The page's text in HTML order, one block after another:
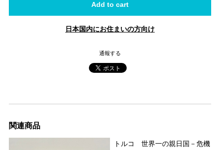
Add to cart
日本国内にお住まいの方向け
通報する
関連商品
トルコ 世界一の親日国－危機